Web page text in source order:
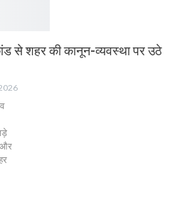
से शहर की कानून-व्यवस्था पर उठे
और